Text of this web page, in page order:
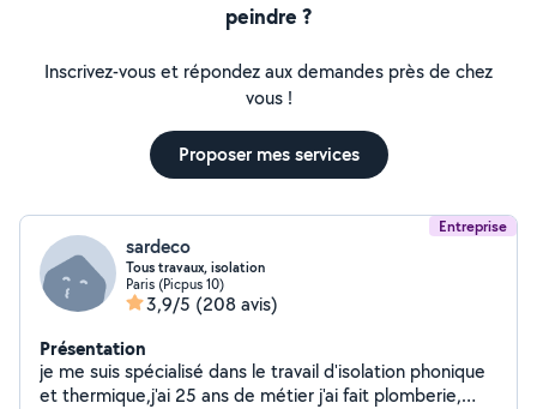
peindre ?
Inscrivez-vous et répondez aux demandes près de chez
vous !
Proposer mes services
Entreprise
sardeco
Tous travaux, isolation
Paris (Picpus 10)
3,9/5 (208 avis)
Présentation
je me suis spécialisé dans le travail d'isolation phonique
et thermique,j'ai 25 ans de métier j'ai fait plomberie,